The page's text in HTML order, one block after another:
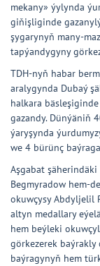
mekany» ýylynda
giňişliginde
şygarynyň many-
tapýandygyny
TDH-nyň habar
aralygynda Dubaý
halkara
gazandy. Dünýäniň
ýaryşynda
we 4 bürünç
Aşgabat
Begmyradow hem-
okuwçysy Abdyljelil
altyn medallary
hem beýleki
görkezerek
baýragynyň hem